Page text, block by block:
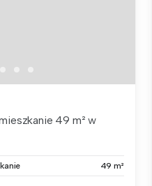
49 m² w
49 m²